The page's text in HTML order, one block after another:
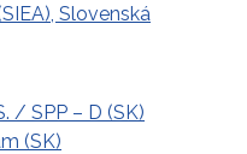
Slovenská
/ SPP – D (SK)
(SK)